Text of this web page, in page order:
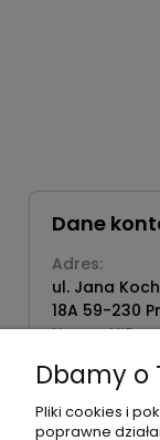
Dane
Adres:
ul. Jana
18A 59-230
Numer NIP:
Telefon:
518358020
Dbamy o
Pliki cookies i
poprawne